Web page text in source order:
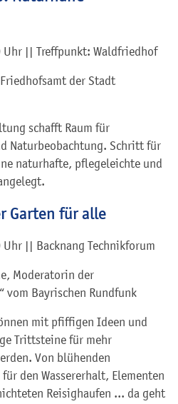
|| Treffpunkt: Waldfriedhof
der Stadt
schafft Raum für
Naturbeobachtung. Schritt für
naturhafte, pflegeleichte und
Garten für alle
|| Backnang Technikforum
Moderatorin der
vom Bayrischen Rundfunk
mit pfiffigen Ideen und
Trittsteine für mehr
Von blühenden
den Wassererhalt, Elementen
Reisighaufen ... da geht